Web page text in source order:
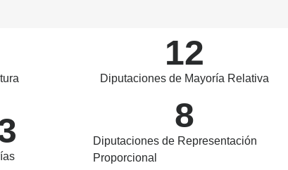
Diputaciones de Mayoría Relativa
12
Diputaciones de Representación
Proporcional
8